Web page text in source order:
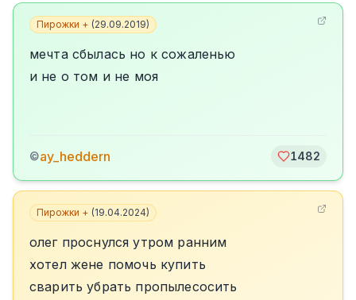
Пирожки + (29.09.2019)
мечта сбылась но к сожаленью
и не о том и не моя
©ay_heddern 1482
Пирожки + (19.04.2024)
олег проснулся утром ранним
хотел жене помочь купить
сварить убрать пропылесосить